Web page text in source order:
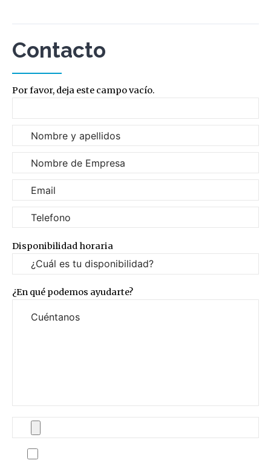
Contacto
Por favor, deja este campo vacío.
Disponibilidad horaria
¿En qué podemos ayudarte?